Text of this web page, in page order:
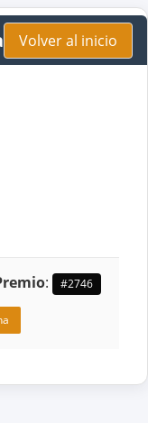
Volver al inicio
: #2746